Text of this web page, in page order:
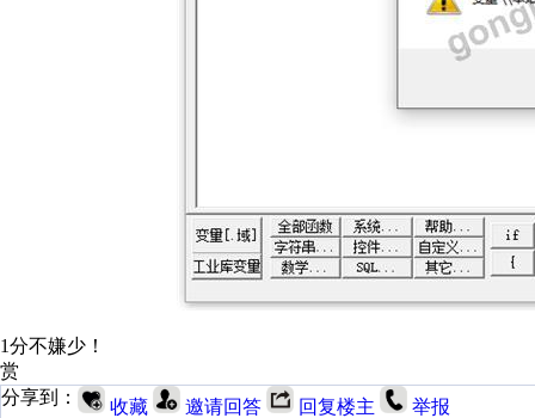
1分不嫌少！
赏
分享到：
收藏 邀请回答 回复楼主 举报